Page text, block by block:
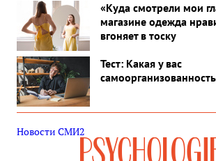
«Куда смотрели мои
магазине одежда
вгоняет в тоску
Тест: Какая у вас
Новости СМИ2